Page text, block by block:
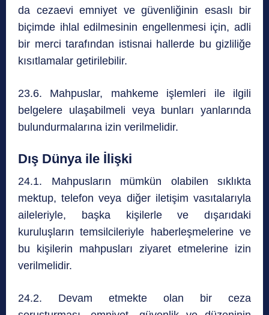
da cezaevi emniyet ve güvenliğinin esaslı bir
biçimde ihlal edilmesinin engellenmesi için, adli
bir merci tarafından istisnai hallerde bu gizliliğe
kısıtlamalar getirilebilir.
23.6. Mahpuslar, mahkeme işlemleri ile ilgili
belgelere ulaşabilmeli veya bunları yanlarında
bulundurmalarına izin verilmelidir.
Dış Dünya ile İlişki
24.1. Mahpusların mümkün olabilen sıklıkta
mektup, telefon veya diğer iletişim vasıtalarıyla
aileleriyle, başka kişilerle ve dışarıdaki
kuruluşların temsilcileriyle haberleşmelerine ve
bu kişilerin mahpusları ziyaret etmelerine izin
verilmelidir.
24.2. Devam etmekte olan bir ceza